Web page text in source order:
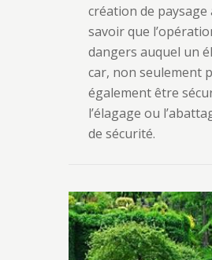
création de
savoir que
dangers auquel un
car, non seulement
également être
l’élagage ou
de sécurité.